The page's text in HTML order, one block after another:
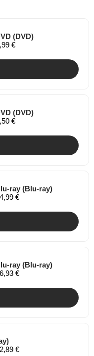
(DVD)
€
(DVD)
€
ray (Blu-ray)
€
ray (Blu-ray)
€
€